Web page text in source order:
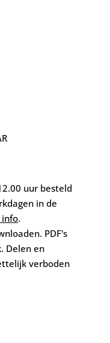
uur besteld
in de
info.
PDF's
Delen en
verboden